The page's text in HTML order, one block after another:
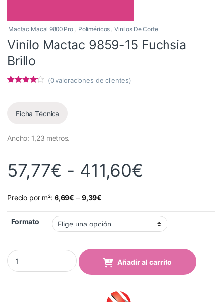
Mactac Macal 9800 Pro , Poliméricos , Vinilos De Corte
Vinilo Mactac 9859-15 Fuchsia
Brillo
valoracion
es de
(0valoraciones de clientes)
Ficha Técnica
Ancho: 1,23 metros.
57,77€ - 411,60€
Precio por m²: 6,69€ – 9,39€
Formato
Vinilo Mactac 9859-15 Fuchsia Brillo quantity
Añadir al carrito